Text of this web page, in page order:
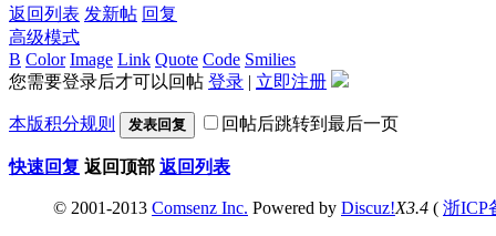
返回列表 发新帖 回复
高级模式
B Color Image Link Quote Code Smilies
您需要登录后才可以回帖 登录 | 立即注册
本版积分规则 发表回复 回帖后跳转到最后一页
快速回复 返回顶部 返回列表
© 2001-2013 Comsenz Inc. Powered by Discuz!X3.4 ( 浙ICP